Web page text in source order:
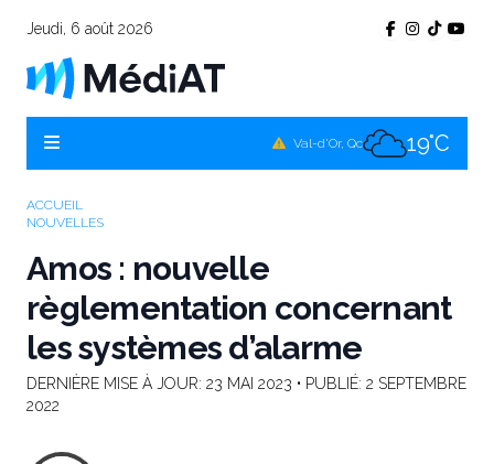
Jeudi, 6 août 2026
Val-d'Or, Qc 19°C
ACCUEIL
NOUVELLES
Amos : nouvelle
règlementation concernant
les systèmes d’alarme
DERNIÈRE MISE À JOUR: 23 MAI 2023 • PUBLIÉ: 2 SEPTEMBRE
2022